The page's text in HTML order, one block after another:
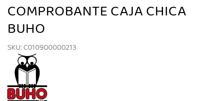
COMPROBANTE CAJA CHICA
BUHO
SKU: C010900000213